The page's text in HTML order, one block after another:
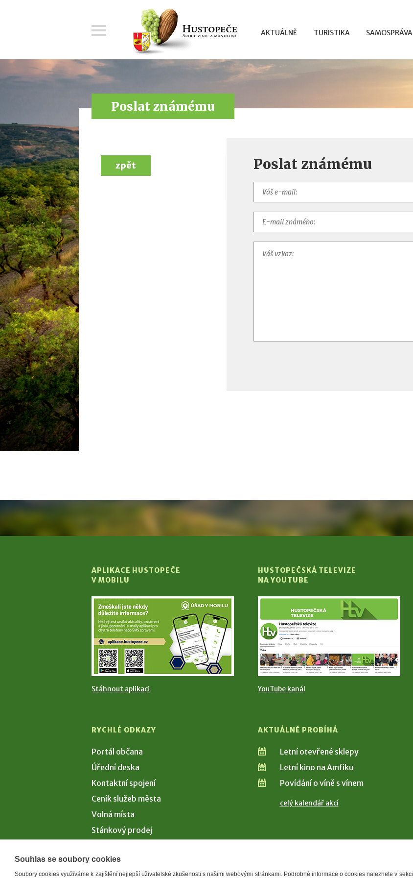
AKTUÁLNĚ TURISTIKA SAMOSPRÁVA
Poslat známému
Poslat známému
zpět
APLIKACE HUSTOPEČE
V MOBILU
Stáhnout aplikaci
HUSTOPEČSKÁ TELEVIZE
NA YOUTUBE
YouTube kanál
RYCHLÉ ODKAZY
Portál občana
Úřední deska
Kontaktní spojení
Ceník služeb města
Volná místa
Stánkový prodej
AKTUÁLNĚ PROBÍHÁ
Letní otevřené sklepy
Letní kino na Amfiku
Povídání o víně s vínem
celý kalendář akcí
Souhlas se soubory cookies
Soubory cookies využíváme k zajištění nejlepší uživatelské zkušenosti s našimi webovými stránkami. Podrobné informace o cookies naleznete v sekci